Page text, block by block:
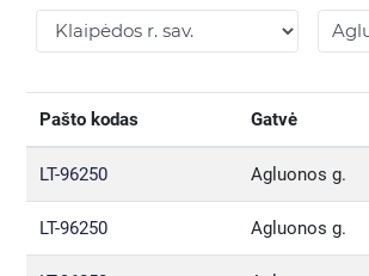
Pašto kodas Gatvė
LT-96250 Agluonos g.
LT-96250 Agluonos g.